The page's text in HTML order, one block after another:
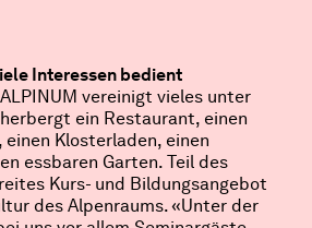
Interessen bedient
vereinigt vieles unter
ein Restaurant, einen
Klosterladen, einen
essbaren Garten. Teil des
Kurs- und Bildungsangebot
des Alpenraums. «Unter der